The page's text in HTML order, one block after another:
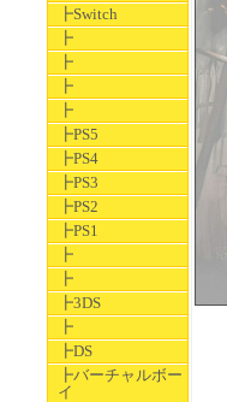
┣Switch
┣
┣
┣
┣
┣PS5
┣PS4
┣PS3
┣PS2
┣PS1
┣
┣
┣3DS
┣
┣DS
┣バーチャルボー
イ